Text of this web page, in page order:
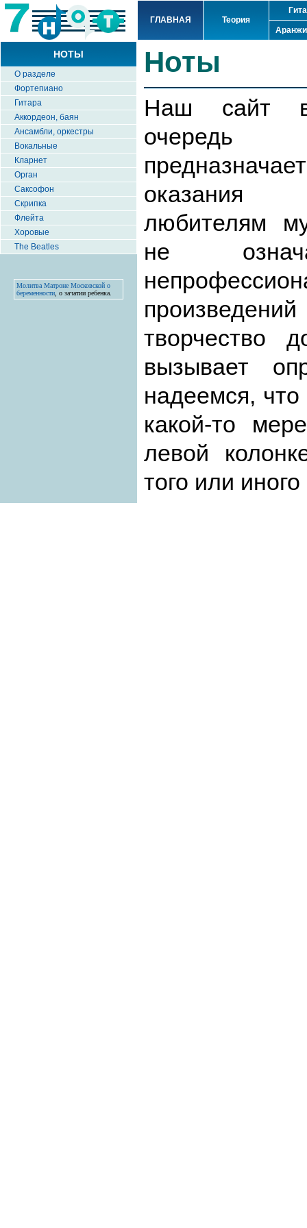
ГЛАВНАЯ Теория
НОТЫ
О разделе
Фортепиано
Гитара
Аккордеон, баян
Ансамбли, оркестры
Вокальные
Кларнет
Орган
Саксофон
Скрипка
Флейта
Хоровые
The Beatles
Молитва Матроне Московской о
беременности , о зачатии ребенка.
Ноты
Наш сайт
очередь
оказания
любителям
не
творчество
вызывает
надеемся, что
какой-то
левой
того или